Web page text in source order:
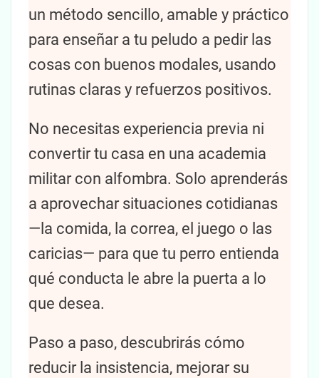
un método sencillo, amable y práctico
para enseñar a tu peludo a pedir las
cosas con buenos modales, usando
rutinas claras y refuerzos positivos.
No necesitas experiencia previa ni
convertir tu casa en una academia
militar con alfombra. Solo aprenderás
a aprovechar situaciones cotidianas
—la comida, la correa, el juego o las
caricias— para que tu perro entienda
qué conducta le abre la puerta a lo
que desea.
Paso a paso, descubrirás cómo
reducir la insistencia, mejorar su